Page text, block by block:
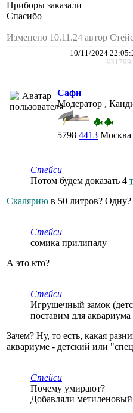
Приборы заказали
Спасибо
Изменено 10.11.24 автор
10/11/2024
Сафи
Модератор ,
5798 4413 Москва
Стейси
Потом будем доказать 4
Скалярию в 50 литров? Одну?
Стейси
сомика прилипалу
А это кто?
Стейси
Игрушечный замок
поставим для
Зачем? Ну, то есть, какая
аквариуме - детский или
Стейси
Почему умирают?
Добавляли